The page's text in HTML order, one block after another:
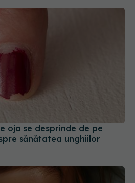
oja se desprinde de pe